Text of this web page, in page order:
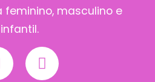
feminino, masculino e
infantil.